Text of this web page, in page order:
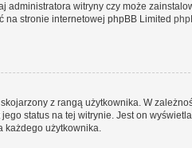
administratora witryny czy może
na stronie internetowej phpBB Limited
z rangą użytkownika. W
status na tej witrynie. Jest on
każdego użytkownika.